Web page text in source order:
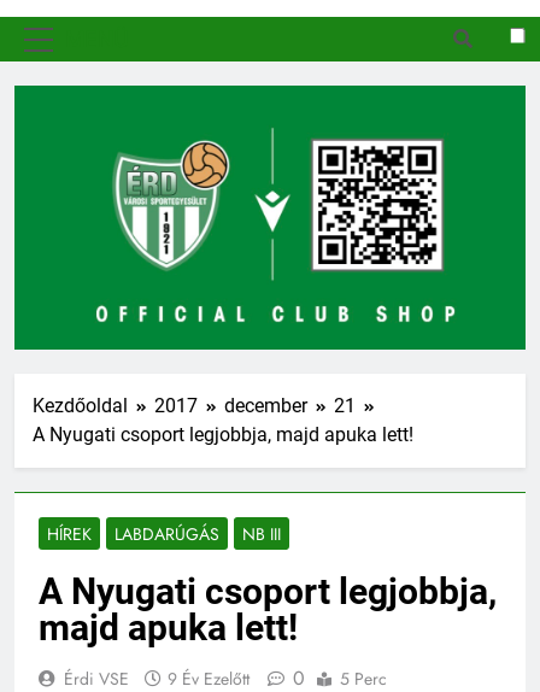
Kezdőoldal 2017 december
21
A Nyugati csoport legjobbja, majd apuka lett!
HÍREK LABDARÚGÁS NB III
A Nyugati csoport legjobbja,
majd apuka lett!
Érdi VSE 9 Év Ezelőtt 0 5 Perc